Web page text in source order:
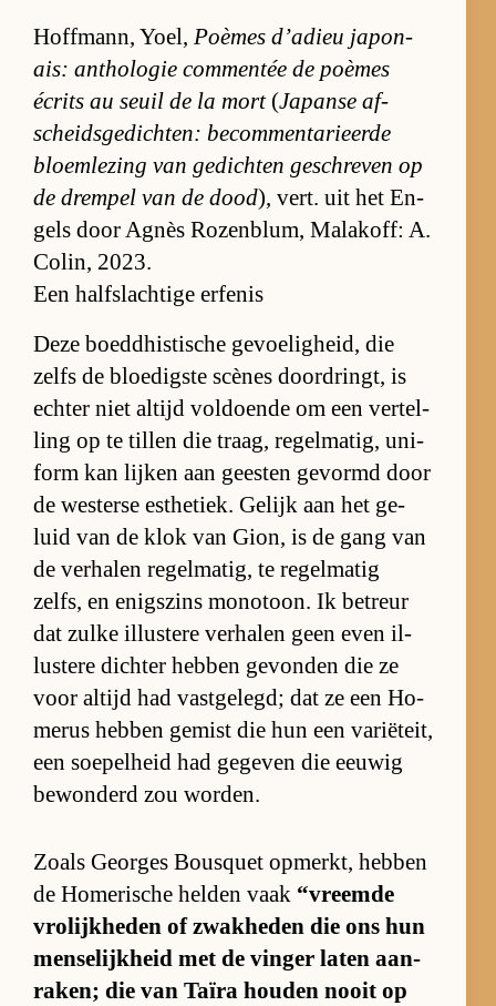
Hoff­mann, Yoel, Poè­mes d’a­dieu ja­po­n­
ais: an­tho­lo­gie com­men­tée de poè­mes
écrits au seuil de la mort(Ja­panse af­
scheids­ge­dich­ten: be­com­men­ta­ri­eerde
bloem­le­zing van ge­dich­ten ge­schre­ven op
de drem­pel van de dood), vert. uit het En­
gels door Ag­nès Ro­zen­blum, Ma­la­koff: A.
Co­lin, 2023.
Een halfslachtige erfenis
Deze boed­dhis­ti­sche ge­voe­lig­heid, die
zelfs de bloe­dig­ste scè­nes door­dringt, is
ech­ter niet al­tijd vol­doende om een ver­tel­
ling op te til­len die traag, re­gel­ma­tig, uni­
form kan lij­ken aan gees­ten ge­vormd door
de wes­terse es­the­tiek. Ge­lijk aan het ge­
luid van de klok van Gi­on, is de gang van
de ver­ha­len re­gel­ma­tig, te re­gel­ma­tig
zelfs, en enigs­zins mo­no­toon. Ik be­treur
dat zulke il­lus­tere ver­ha­len geen even il­
lus­tere dich­ter heb­ben ge­von­den die ze
voor al­tijd had vast­ge­legd; dat ze een Ho­
me­rus heb­ben ge­mist die hun een va­ri­ë­teit,
een soe­pel­heid had ge­ge­ven die eeu­wig
be­won­derd zou wor­den.
Zo­als Ge­or­ges Bousquet op­merkt, heb­ben
de Ho­me­ri­sche hel­den vaak “vreemde
vro­lijk­he­den of zwak­he­den die ons hun
men­se­lijk­heid met de vin­ger la­ten aan­
ra­ken; die van Ta­ïra hou­den nooit op